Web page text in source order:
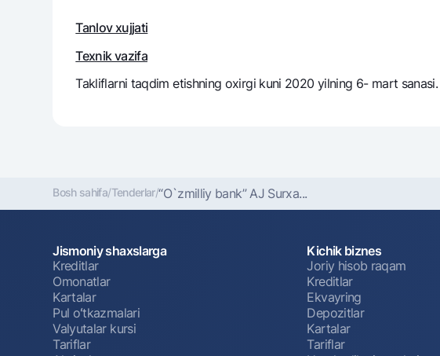
Tanlov xujjati
Texnik vazifa
Takliflarni taqdim etishning oxirgi kuni 2020 yilning 6- mart sanasi.
Bosh sahifa/Tenderlar/“O`zmilliy bank” AJ Surxa...
Jismoniy shaxslarga
Kreditlar
Omonatlar
Kartalar
Pul oʻtkazmalari
Valyutalar kursi
Tariflar
Kichik biznes
Joriy hisob raqam
Kreditlar
Ekvayring
Depozitlar
Kartalar
Tariflar